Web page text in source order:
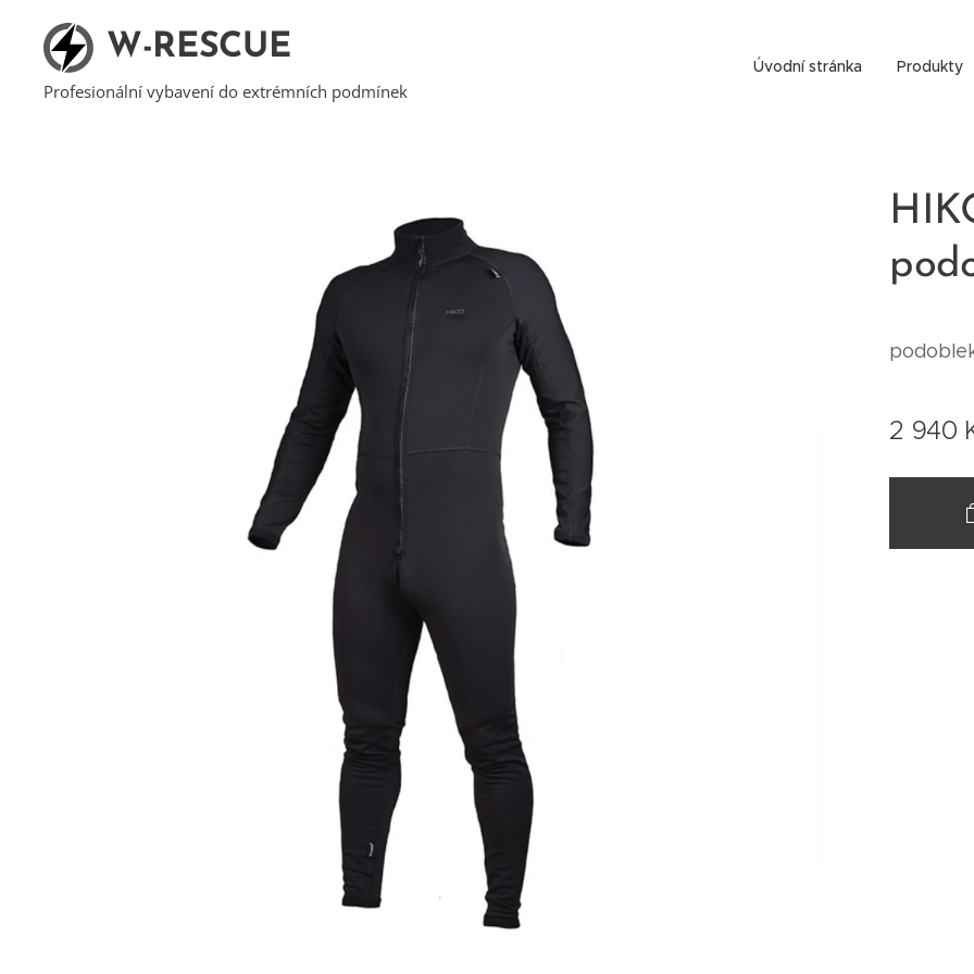
W-RESCUE
Profesionální vybavení do extrémních podmínek
Úvodní stránka Produkty
2 940